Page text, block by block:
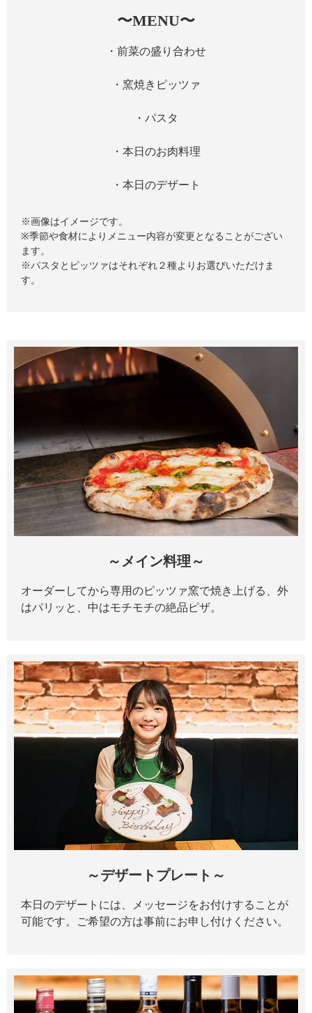
〜MENU〜
・前菜の盛り合わせ
・窯焼きピッツァ
・パスタ
・本日のお肉料理
・本日のデザート
※画像はイメージです。
※季節や食材によりメニュー内容が変更となることがござい
ます。
※パスタとピッツァはそれぞれ２種よりお選びいただけま
す。
～メイン料理～
オーダーしてから専用のピッツァ窯で焼き上げる、外
はパリッと、中はモチモチの絶品ピザ。
～デザートプレート～
本日のデザートには、メッセージをお付けすることが
可能です。ご希望の方は事前にお申し付けください。